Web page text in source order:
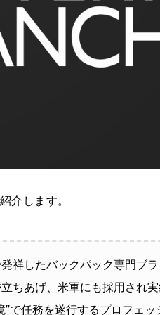
介します。
祥したバックパック専門ブ
ちあげ、米軍にも採用され実
で任務を遂行するプロフェ